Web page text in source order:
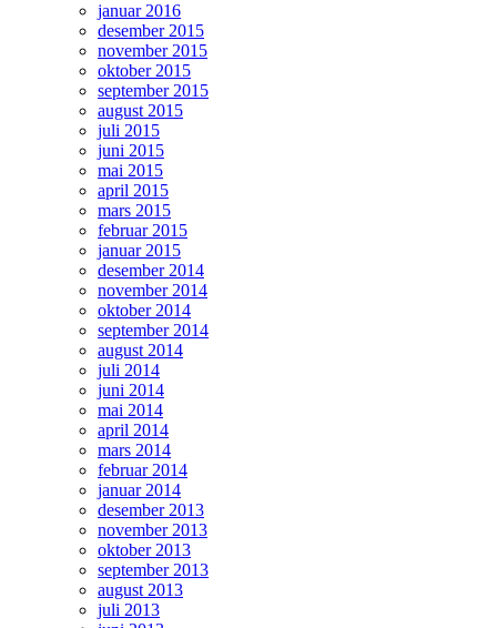
januar 2016
desember 2015
november 2015
oktober 2015
september 2015
august 2015
juli 2015
juni 2015
mai 2015
april 2015
mars 2015
februar 2015
januar 2015
desember 2014
november 2014
oktober 2014
september 2014
august 2014
juli 2014
juni 2014
mai 2014
april 2014
mars 2014
februar 2014
januar 2014
desember 2013
november 2013
oktober 2013
september 2013
august 2013
juli 2013